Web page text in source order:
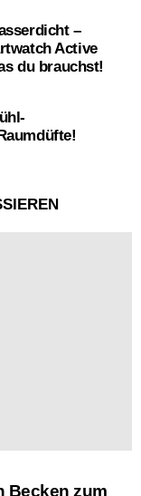
–
Active
du brauchst!
Becken zum